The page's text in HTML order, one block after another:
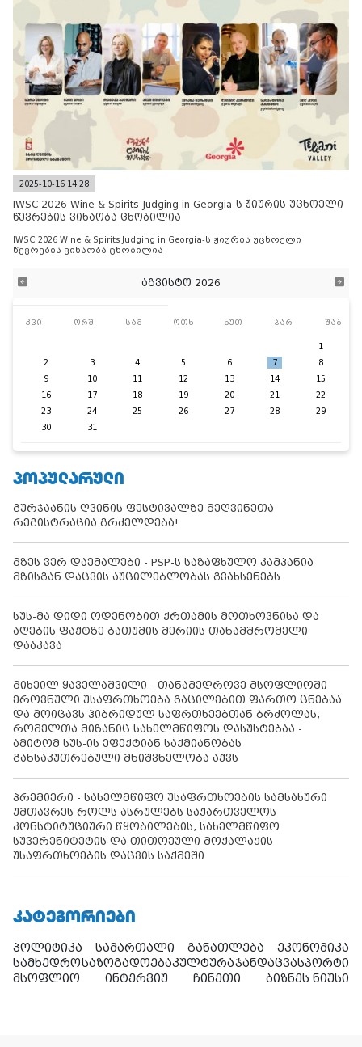
2025-10-16 14:28
IWSC 2026 Wine & Spirits Judging in Georgia-ს ჟიურის უცხოელი
წევრების ვინაობა ცნობილია
IWSC 2026 Wine & Spirits Judging in Georgia-ს ჟიურის უცხოელი
წევრების ვინაობა ცნობილია
აგვისტო 2026
კვი ორშ სამ ოთხ ხუთ პარ შაბ
1
2
3 4 5 6 7
8
9
10 11 12 13 14
15
16
17 18 19 20 21
22
23
24 25 26 27 28
29
30
31
ᲞᲝᲞᲣᲚᲐᲠᲣᲚᲘ
გურჯაანის ღვინის ფესტივალზე მეღვინეთა
რეგისტრაცია გრძელდება!
მზეს ვერ დაემალები - PSP-ს საზაფხულო კამპანია
მზისგან დაცვის აუცილებლობას გვახსენებს
სუს-მა დიდი ოდენობით ქრთამის მოთხოვნისა და
აღების ფაქტზე ბათუმის მერიის თანამშრომელი
დააკავა
მიხეილ ყაველაშვილი - თანამედროვე მსოფლიოში
ეროვნული უსაფრთხოება გაცილებით ფართო ცნებაა
და მოიცავს ჰიბრიდულ საფრთხეებთან ბრძოლას,
რომელთა მიზანიც სახელმწიფოს დასუსტებაა -
ამიტომ სუს-ის ეფექტიან საქმიანობას
განსაკუთრებული მნიშვნელობა აქვს
პრემიერი - სახელმწიფო უსაფრთხოების სამსახური
უმთავრეს როლს ასრულებს საქართველოს
კონსტიტუციური წყობილების, სახელმწიფო
სუვერენიტეტის და თითოეული მოქალაქის
უსაფრთხოების დაცვის საქმეში
ᲙᲐᲢᲔᲒᲝᲠᲘᲔᲑᲘ
პოლიტიკა სამართალი განათლება
ეკონომიკა
სამხედროსაზოგადოებაკულტურაჯანდაცვასპორტი
მსოფლიო
ინტერვიუ ჩინეთი ბიზნეს ნიუსი